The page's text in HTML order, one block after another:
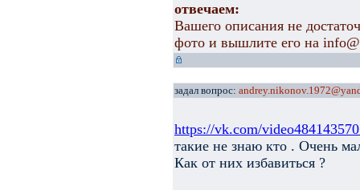
отвечаем:
Вашего описания не
фото и вышлите его на
задал вопрос:
https://vk.com/
такие не знаю кто . Очень
Как от них избавиться ?